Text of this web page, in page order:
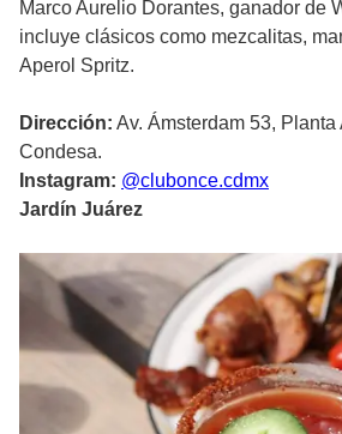
Marco Aurelio Dorantes, ganador de
incluye clásicos como mezcalitas,
Aperol Spritz.
Dirección: Av. Ámsterdam 53,
Condesa.
Instagram: @clubonce.cdmx
Jardín Juárez